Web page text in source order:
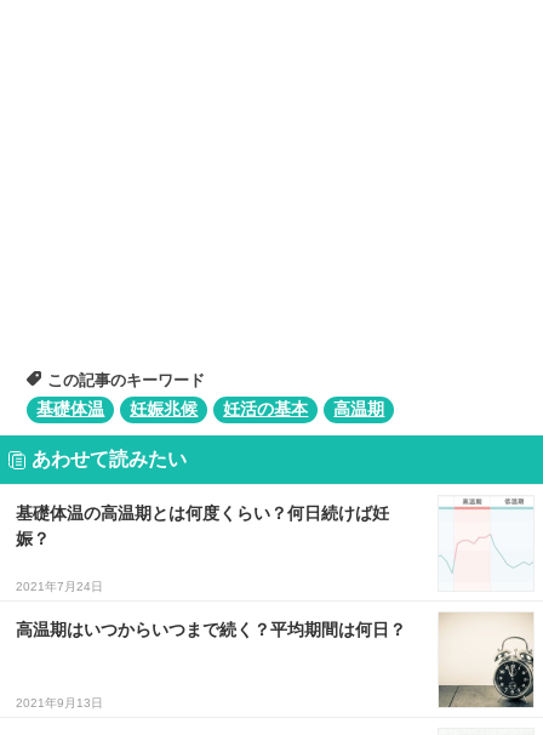
この記事のキーワード
基礎体温
妊娠兆候 妊活の基本 高温期
あわせて読みたい
基礎体温の高温期とは何度くらい？何日続けば妊
娠？
2021年7月24日
高温期はいつからいつまで続く？平均期間は何日？
2021年9月13日